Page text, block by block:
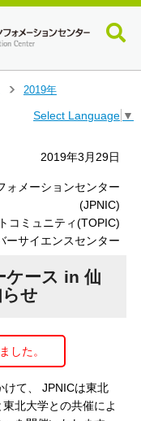
2019年
Select Language ▼
2019年3月29日
ォメーションセンター
(JPNIC)
コミュニティ(TOPIC)
ーサイエンスセンター
ケース in 仙
せ
した。
て、 JPNICは東北
北大学との共催によ